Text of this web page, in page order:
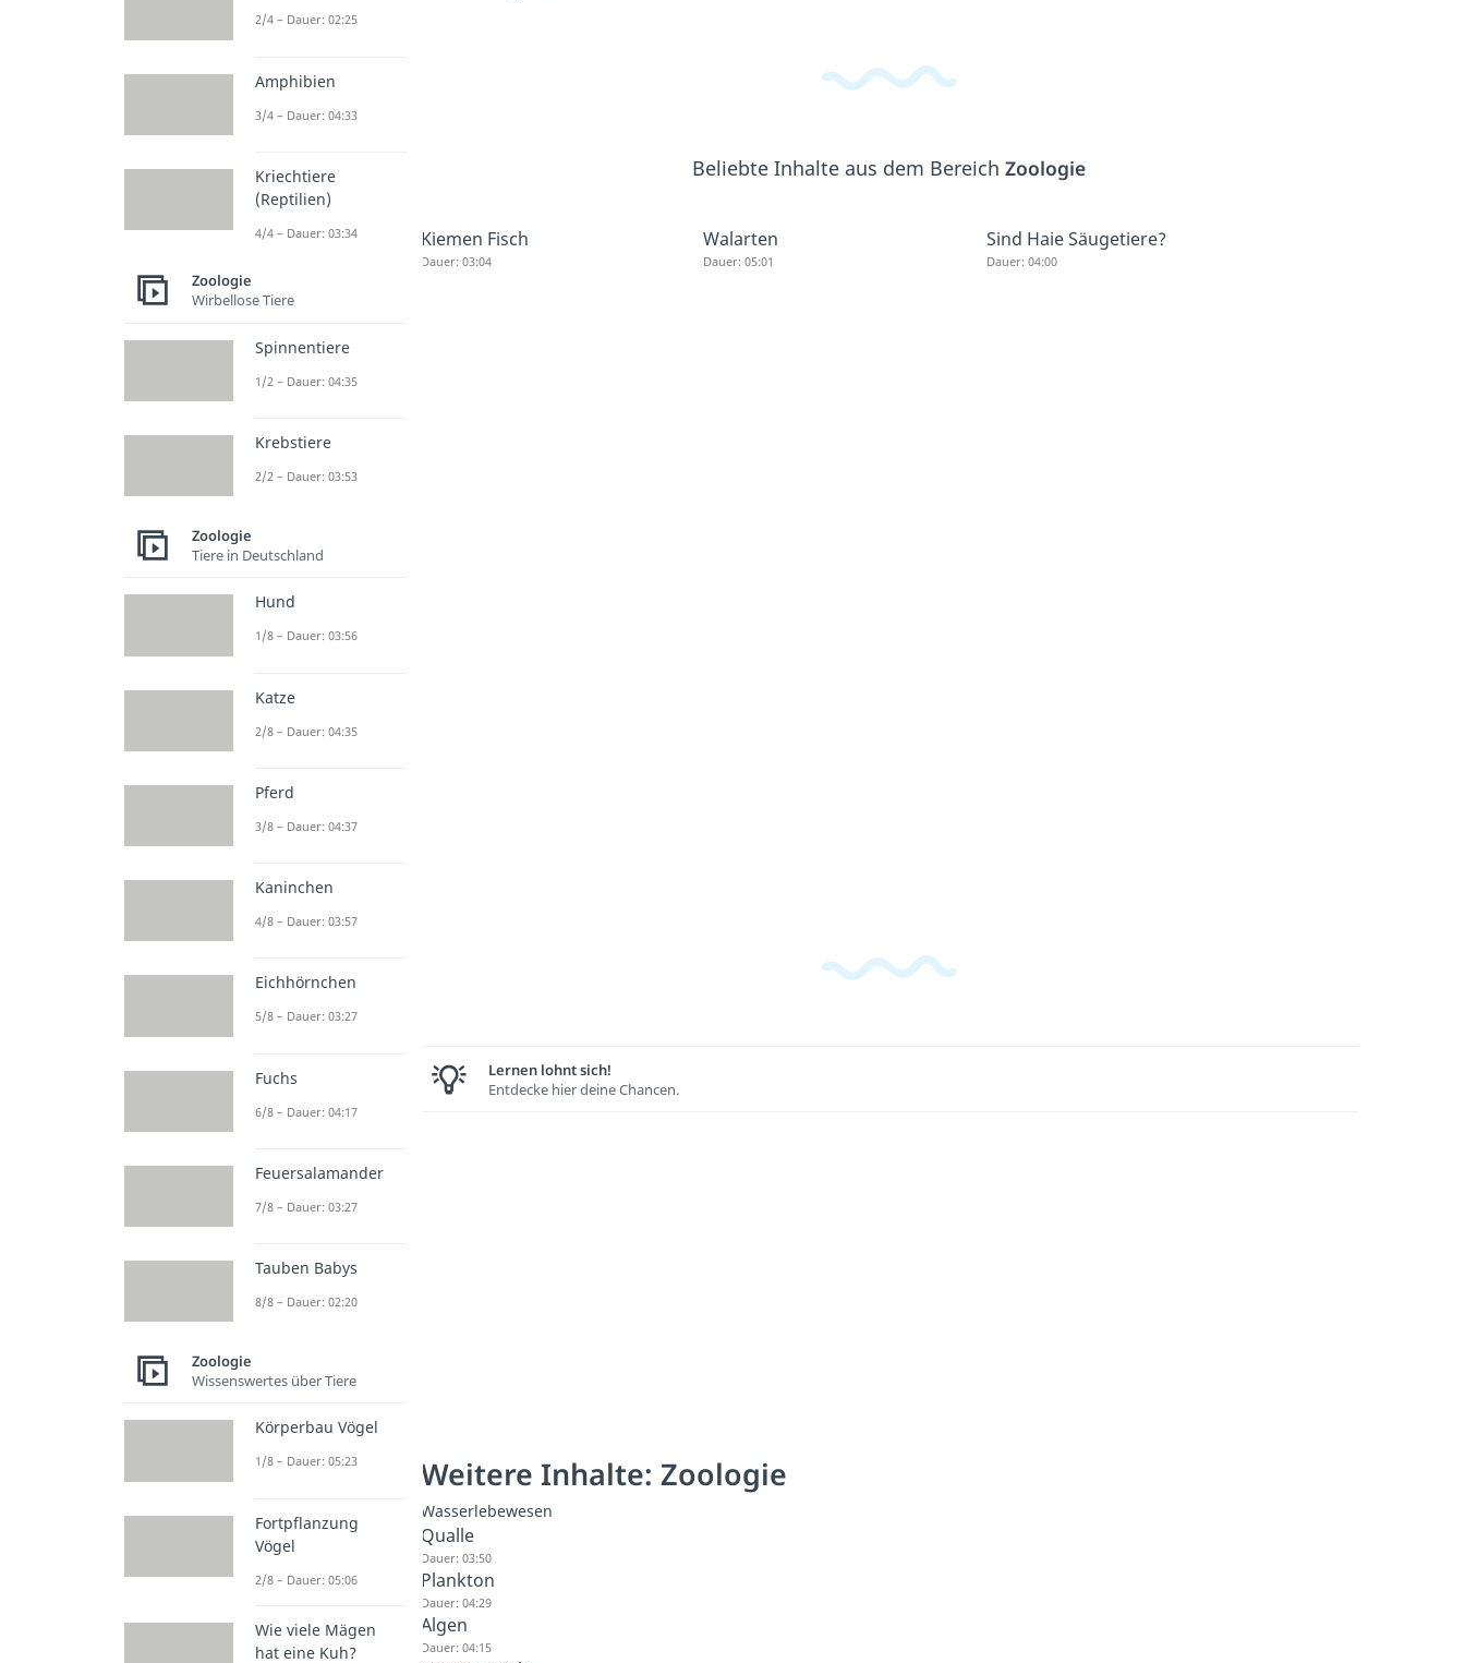
Beliebte Inhalte aus dem Bereich Zoologie
Kiemen Fisch
Dauer: 03:04
Walarten
Dauer: 05:01
Sind Haie Säugetiere?
Dauer: 04:00
Lernen lohnt sich!
Entdecke hier deine Chancen.
Weitere Inhalte: Zoologie
Wasserlebewesen
Qualle
Dauer: 03:50
Plankton
Dauer: 04:29
Algen
Dauer: 04:15
2/4 – Dauer: 02:25
Amphibien
3/4 – Dauer: 04:33
Kriechtiere
(Reptilien)
4/4 – Dauer: 03:34
Zoologie
Wirbellose Tiere
Spinnentiere
1/2 – Dauer: 04:35
Krebstiere
2/2 – Dauer: 03:53
Zoologie
Tiere in Deutschland
Hund
1/8 – Dauer: 03:56
Katze
2/8 – Dauer: 04:35
Pferd
3/8 – Dauer: 04:37
Kaninchen
4/8 – Dauer: 03:57
Eichhörnchen
5/8 – Dauer: 03:27
Fuchs
6/8 – Dauer: 04:17
Feuersalamander
7/8 – Dauer: 03:27
Tauben Babys
8/8 – Dauer: 02:20
Zoologie
Wissenswertes über Tiere
Körperbau Vögel
1/8 – Dauer: 05:23
Fortpflanzung
Vögel
2/8 – Dauer: 05:06
Wie viele Mägen
hat eine Kuh?